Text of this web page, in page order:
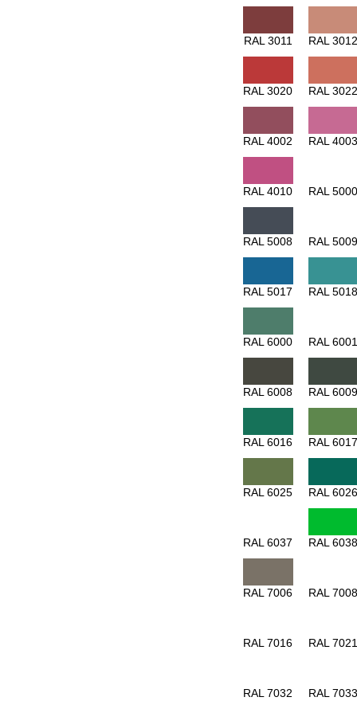
RAL 3011 RAL 3012
RAL 3020 RAL 3022
RAL 4002 RAL 4003
RAL 4010 RAL 5000
RAL 5008 RAL 5009
RAL 5017 RAL 5018
RAL 6000 RAL 6001
RAL 6008 RAL 6009
RAL 6016 RAL 6017
RAL 6025 RAL 6026
RAL 6037 RAL 6038
RAL 7006 RAL 7008
RAL 7016 RAL 7021
RAL 7032 RAL 7033